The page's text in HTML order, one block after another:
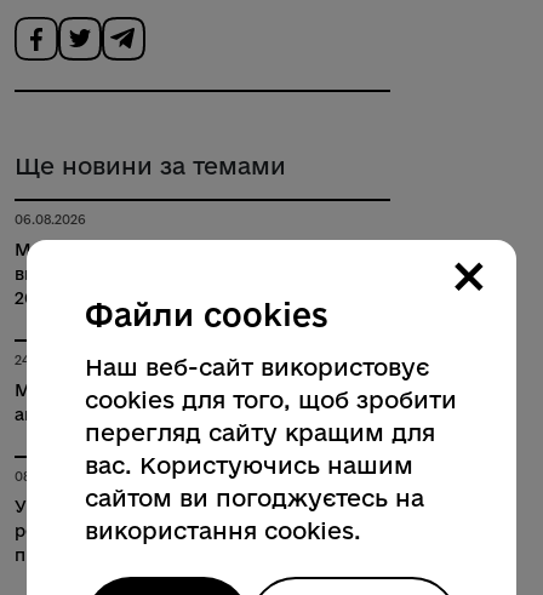
Ще новини за темами
06.08.2026
Молодь Полтавської громади пройшла
вишкільно-спортивний табір «Ворскла –
2026»
24.07.2026
Музейники вдячні медикам: традиційна
акція до Дня медичних працівників
08.07.2026
У Полтавській громаді стартувала
реалізація заходів - переможців конкурсу
проєктів спільних заходів
×
Файли cookies
Наш веб-сайт використовує
cookies для того, щоб зробити
перегляд сайту кращим для
вас. Користуючись нашим
сайтом ви погоджуєтесь на
використання cookies.